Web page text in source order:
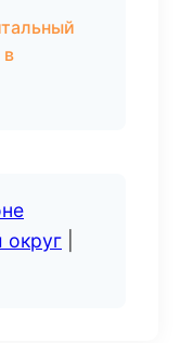
в
округ